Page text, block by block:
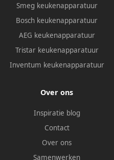
Smeg keukenapparatuur
Bosch keukenapparatuur
AEG keukenapparatuur
Tristar keukenapparatuur
Inventum keukenapparatuur
Over ons
Inspiratie blog
Contact
Over ons
Samenwerken